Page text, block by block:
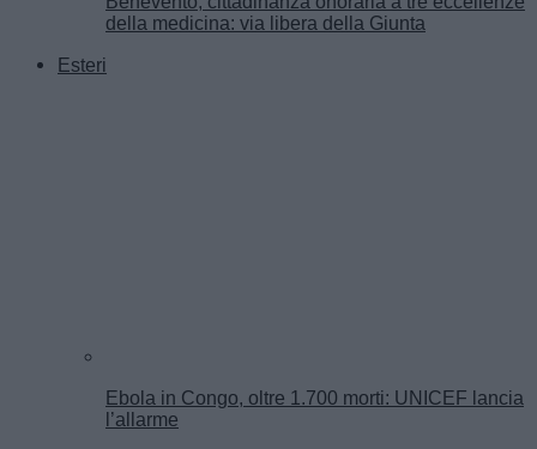
della medicina: via libera della Giunta
Esteri
Ebola in Congo, oltre 1.700 morti: UNICEF lancia
l’allarme